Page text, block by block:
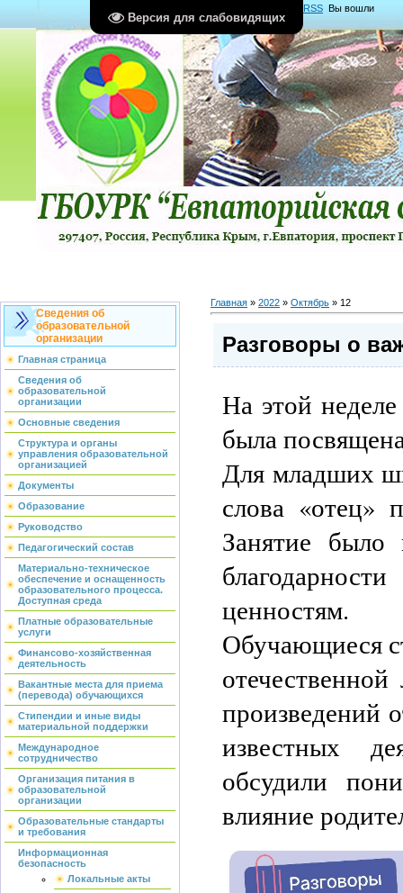
Версия для слабовидящих
RSS Вы вошли
какГость Группа "Гости"
Сведения об
образовательной
организации
Главная страница
Сведения об
образовательной
организации
Основные сведения
Структура и органы
управления образовательной
организацией
Документы
Образование
Руководство
Педагогический состав
Материально-техническое
обеспечение и оснащенность
образовательного процесса.
Доступная среда
Платные образовательные
услуги
Финансово-хозяйственная
деятельность
Вакантные места для приема
(перевода) обучающихся
Стипендии и иные виды
материальной поддержки
Международное
сотрудничество
Организация питания в
образовательной
организации
Образовательные стандарты
и требования
Информационная
безопасность
Локальные акты
Главная » 2022 » Октябрь » 12
Разговоры о
На этой
была
Для младших
слова «отец»
Занятие было
ценностям.
Обучающиеся
произведений
известных
обсудили
влияние